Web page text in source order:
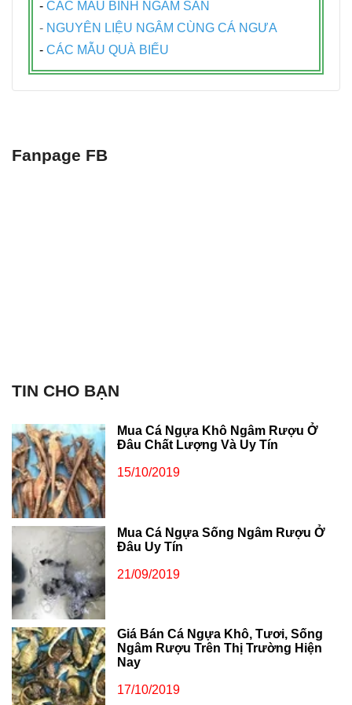
- CÁC MẪU BÌNH NGÂM SẲN
- NGUYÊN LIỆU NGÂM CÙNG CÁ NGƯA
- CÁC MẪU QUÀ BIẾU
Fanpage FB
TIN CHO BẠN
Mua Cá Ngựa Khô Ngâm Rượu Ở
Đâu Chất Lượng Và Uy Tín
15/10/2019
Mua Cá Ngựa Sống Ngâm Rượu Ở
Đâu Uy Tín
21/09/2019
Giá Bán Cá Ngựa Khô, Tươi, Sống
Ngâm Rượu Trên Thị Trường Hiện
Nay
17/10/2019